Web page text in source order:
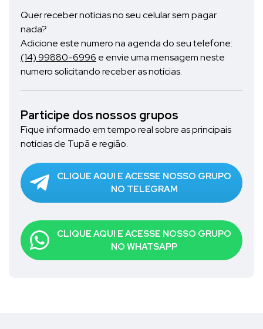
Quer receber notícias no seu celular sem pagar
nada?
Adicione este numero na agenda do seu telefone:
(14) 99880-6996 e envie uma mensagem neste
numero solicitando receber as notícias.
Participe dos nossos grupos
Fique informado em tempo real sobre as principais
notícias de Tupã e região.
CLIQUE AQUI E ACESSE NOSSO GRUPO
NO TELEGRAM
CLIQUE AQUI E ACESSE NOSSO GRUPO
NO WHATSAPP